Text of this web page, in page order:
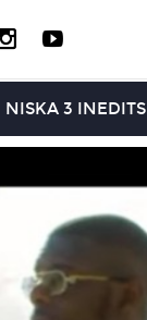
NISKA 3 INEDITS